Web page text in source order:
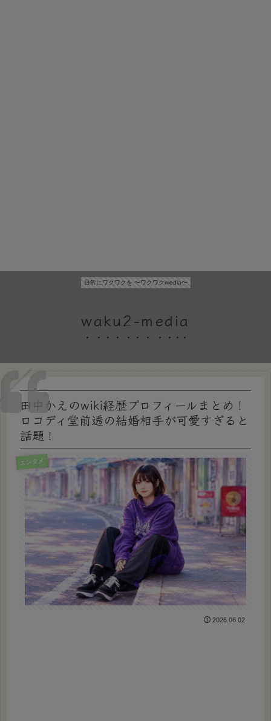
日常にワクワクを 〜ワクワクmedia〜
waku2-media
田中かえのwiki経歴プロフィールまとめ！
ロコディ堂前透の結婚相手が可愛すぎると
話題！
エンタメ
2026.06.02